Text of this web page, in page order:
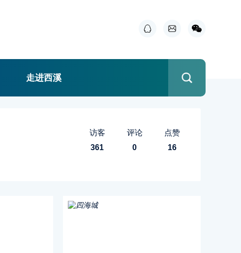
走进西溪
访客
361
评论
0
点赞
16